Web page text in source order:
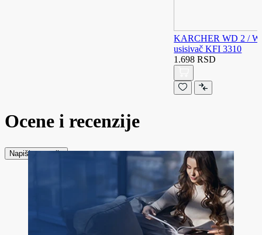
KARCHER WD 2 /
usisivač KFI 3310
1.698 RSD
Ocene i recenzije
Napiši recenziju